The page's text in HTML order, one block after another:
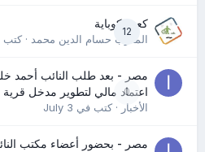
12
كعب كوباية
المدرب حسام الدين محمد· كتب
0
مصر - بعد طلب النائب أحمد
اعتماد مالي لتطوير مدخل قرية
الأخبار· كتب في July 3
مصر - بحضور أعضاء مكتب